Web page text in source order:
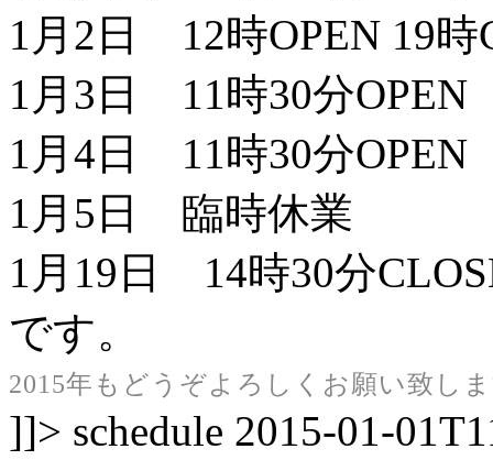
1月2日 12時OPEN 19時
1月3日 11時30分OPEN
1月4日 11時30分OPEN
1月5日 臨時休業
1月19日 14時30分
です。
2015年もどうぞよろしくお願い致し
]]> schedule 2015-01-